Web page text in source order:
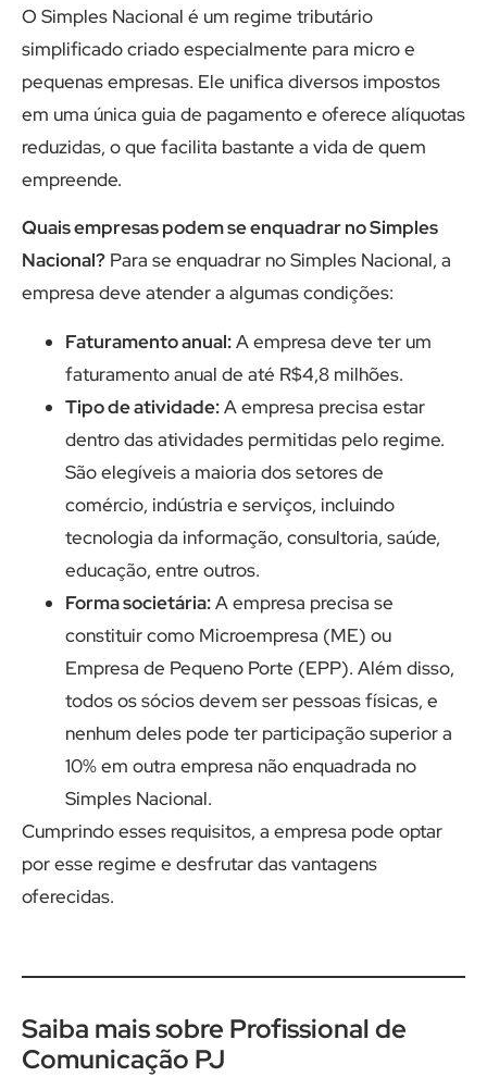
O Simples Nacional é um regime tributário
simplificado criado especialmente para micro e
pequenas empresas. Ele unifica diversos impostos
em uma única guia de pagamento e oferece alíquotas
reduzidas, o que facilita bastante a vida de quem
empreende.
Quais empresas podem se enquadrar no Simples
Nacional? Para se enquadrar no Simples Nacional, a
empresa deve atender a algumas condições:
Faturamento anual:A empresa deve ter um
faturamento anual de até R$4,8 milhões.
Tipo de atividade:A empresa precisa estar
dentro das atividades permitidas pelo regime.
São elegíveis a maioria dos setores de
comércio, indústria e serviços, incluindo
tecnologia da informação, consultoria, saúde,
educação, entre outros.
Forma societária:A empresa precisa se
constituir como Microempresa (ME) ou
Empresa de Pequeno Porte (EPP). Além disso,
todos os sócios devem ser pessoas físicas, e
nenhum deles pode ter participação superior a
10% em outra empresa não enquadrada no
Simples Nacional.
Cumprindo esses requisitos, a empresa pode optar
por esse regime e desfrutar das vantagens
oferecidas.
Saiba mais sobre Profissional de
Comunicação PJ